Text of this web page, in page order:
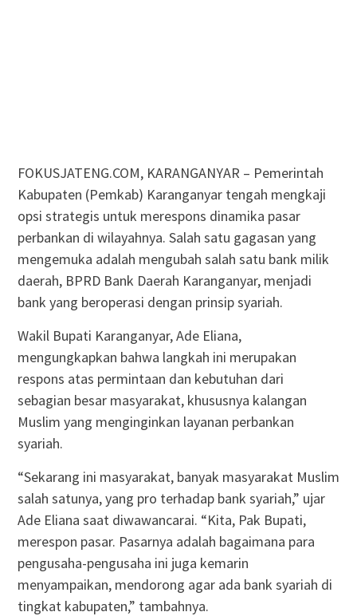
FOKUSJATENG.COM, KARANGANYAR – Pemerintah
Kabupaten (Pemkab) Karanganyar tengah mengkaji
opsi strategis untuk merespons dinamika pasar
perbankan di wilayahnya. Salah satu gagasan yang
mengemuka adalah mengubah salah satu bank milik
daerah, BPRD Bank Daerah Karanganyar, menjadi
bank yang beroperasi dengan prinsip syariah.
Wakil Bupati Karanganyar, Ade Eliana,
mengungkapkan bahwa langkah ini merupakan
respons atas permintaan dan kebutuhan dari
sebagian besar masyarakat, khususnya kalangan
Muslim yang menginginkan layanan perbankan
syariah.
“Sekarang ini masyarakat, banyak masyarakat Muslim
salah satunya, yang pro terhadap bank syariah,” ujar
Ade Eliana saat diwawancarai. “Kita, Pak Bupati,
merespon pasar. Pasarnya adalah bagaimana para
pengusaha-pengusaha ini juga kemarin
menyampaikan, mendorong agar ada bank syariah di
tingkat kabupaten,” tambahnya.